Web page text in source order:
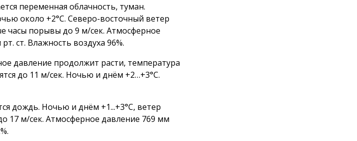
переменная облачность, туман.
около +2°С. Северо-восточный ветер
часы порывы до 9 м/сек. Атмосферное
ст. Влажность воздуха 96%.
давление продолжит расти, температура
до 11 м/сек. Ночью и днём +2…+3°С.
дождь. Ночью и днём +1...+3°С, ветер
17 м/сек. Атмосферное давление 769 мм